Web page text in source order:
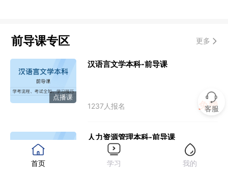
前导课专区 更多
点播课
汉语言文学本科-前导课
1237人报名 免费
人力资源管理本科-前导课
客服
首页 学习 我的